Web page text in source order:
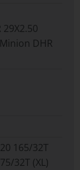
DHR
165/32T
32T (XL)